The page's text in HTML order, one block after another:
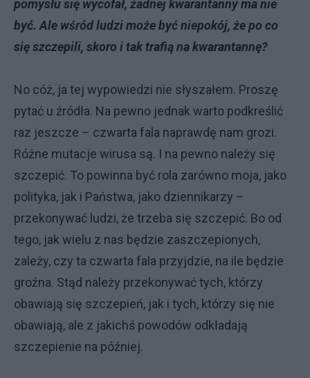
pomysłu się wycofał, żadnej kwarantanny ma nie
być. Ale wśród ludzi może być niepokój, że po co
się szczepili, skoro i tak trafią na kwarantannę?
No cóż, ja tej wypowiedzi nie słyszałem. Proszę
pytać u źródła. Na pewno jednak warto podkreślić
raz jeszcze – czwarta fala naprawdę nam grozi.
Różne mutacje wirusa są. I na pewno należy się
szczepić. To powinna być rola zarówno moja, jako
polityka, jak i Państwa, jako dziennikarzy –
przekonywać ludzi, że trzeba się szczepić. Bo od
tego, jak wielu z nas będzie zaszczepionych,
zależy, czy ta czwarta fala przyjdzie, na ile będzie
groźna. Stąd należy przekonywać tych, którzy
obawiają się szczepień, jak i tych, którzy się nie
obawiają, ale z jakichś powodów odkładają
szczepienie na później.